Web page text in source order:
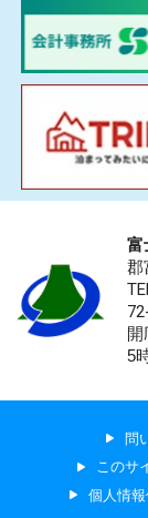
富
郡
5
問
このサ
個人情